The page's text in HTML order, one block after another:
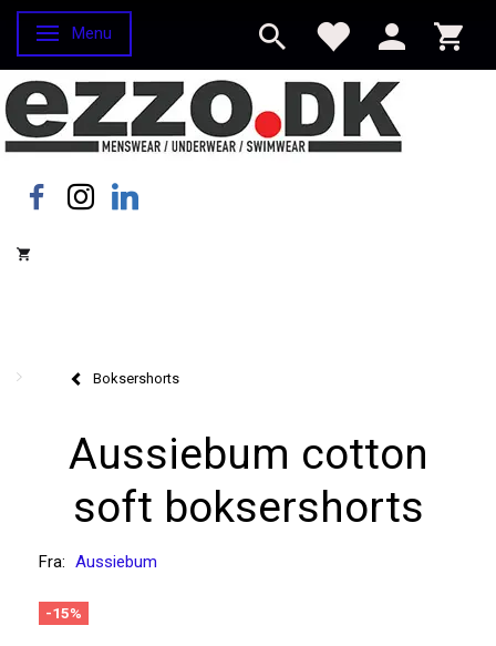
Skifte navigation
Menu
Boksershorts
Aussiebum cotton
soft boksershorts
Fra: Aussiebum
-15%